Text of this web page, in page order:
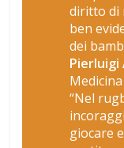
diritto di
ben
dei
Pierluigi
Medicina
“Nel
giocare